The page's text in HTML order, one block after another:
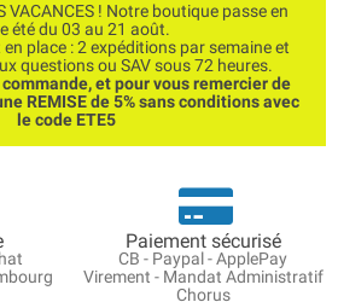
VACANCES ! Notre boutique passe en
été du 03 au 21 août.
place : 2 expéditions par semaine et
questions ou SAV sous 72 heures.
et pour vous remercier de
REMISE de 5% sans conditions avec
le code ETE5
Paiement sécurisé
CB - Paypal - ApplePay
Virement - Mandat Administratif
Chorus